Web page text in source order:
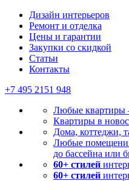
Дизайн интерьеров
Ремонт и отделка
Цены и гарантии
Закупки со скидкой
Статьи
Контакты
+7 495 2151 948
Любые квартиры
Квартиры в
Дома, коттеджи,
Любые
до бассейна или
60+ стилей
60+ стилей